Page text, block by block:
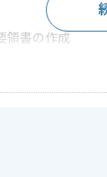
領書の作成